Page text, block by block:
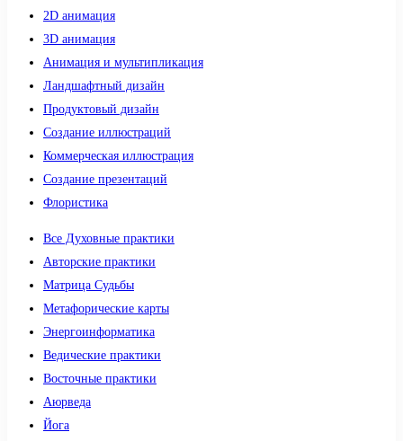
2D анимация
3D анимация
Анимация и мультипликация
Ландшафтный дизайн
Продуктовый дизайн
Создание иллюстраций
Коммерческая иллюстрация
Создание презентаций
Флористика
Все Духовные практики
Авторские практики
Матрица Судьбы
Метафорические карты
Энергоинформатика
Ведические практики
Восточные практики
Аюрведа
Йога